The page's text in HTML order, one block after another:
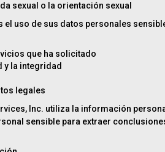
sexual o la orientación sexual
uso de sus datos personales
que ha solicitado
y la integridad
legales
Inc. utiliza la información
sensible para extraer